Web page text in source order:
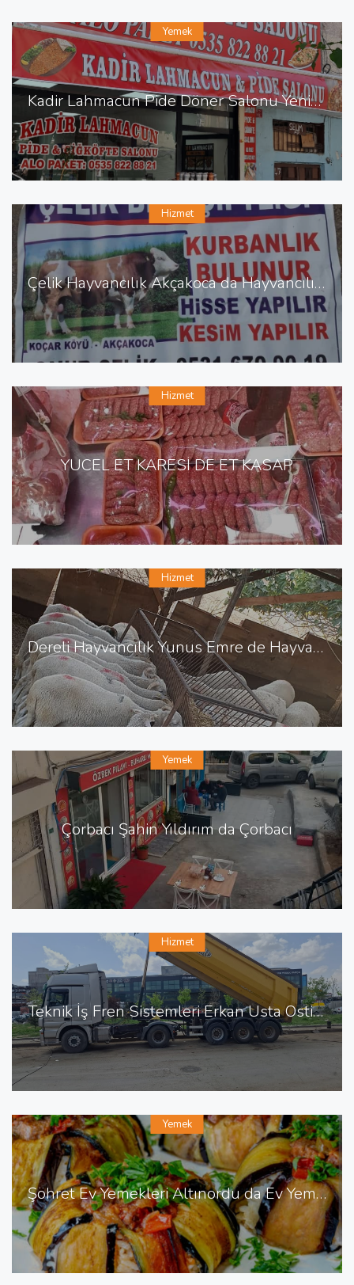
Kadir Lahmacun Pide Döner Salonu Yenişehir de Lahmacun Pide
Yemek
Çelik Hayvancılık Akçakoca da Hayvancılık Besicilik
Hizmet
YÜCEL ET KARESİ DE ET KASAP
Hizmet
Dereli Hayvancılık Yunus Emre de Hayvancılık Besicilik
Hizmet
Çorbacı Şahin Yıldırım da Çorbacı
Yemek
Teknik İş Fren Sistemleri Erkan Usta Ostim de Fren Tamiri
Hizmet
Şöhret Ev Yemekleri Altınordu da Ev Yemekleri
Yemek